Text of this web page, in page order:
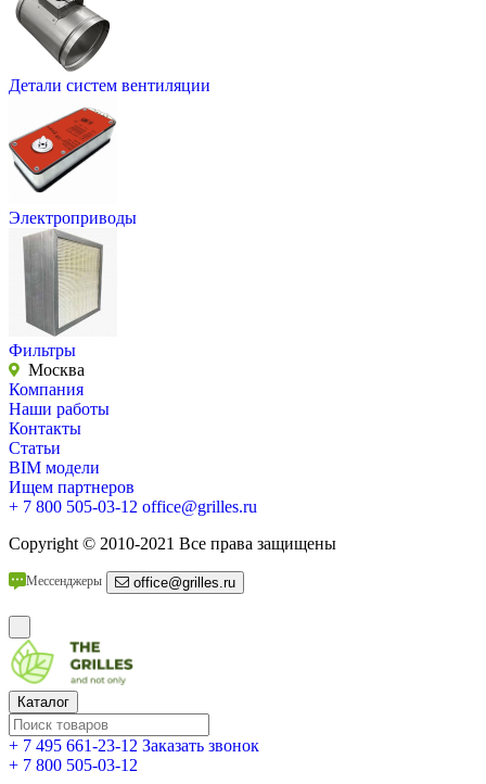
Детали систем вентиляции
Электроприводы
Фильтры
Москва
Компания
Наши работы
Контакты
Статьи
BIM модели
Ищем партнеров
+ 7 800 505-03-12 office@grilles.ru
Copyright © 2010-2021 Все права защищены
Мессенджеры office@grilles.ru
Каталог
+ 7 495 661-23-12 Заказать звонок
+ 7 800 505-03-12